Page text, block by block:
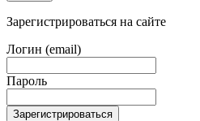
Зарегистрироваться на сайте
Логин (email)
Пароль
Зарегистрироваться